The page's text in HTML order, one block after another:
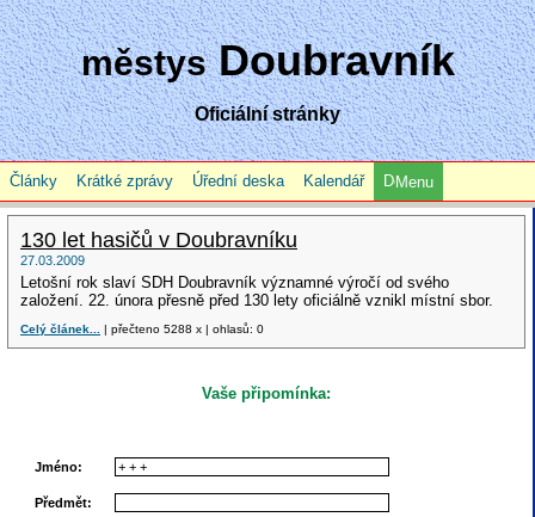
městysDoubravník
Oficiální stránky
Články Krátké zprávy Úřední deska Kalendář Menu
130 let hasičů v Doubravníku
27.03.2009
Letošní rok slaví SDH Doubravník významné výročí od svého
založení. 22. února přesně před 130 lety oficiálně vznikl místní sbor.
Celý článek... | přečteno 5288 x | ohlasů: 0
Vaše připomínka:
Jméno:
Předmět: